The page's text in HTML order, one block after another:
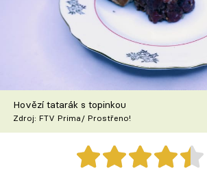
TV Program
Škola vaření
Recepty z TV
Speciál: Cuketa
Těhotnej kuchař
Hovězí tatarák s topinkou
Zdroj: FTV Prima/ Prostřeno!